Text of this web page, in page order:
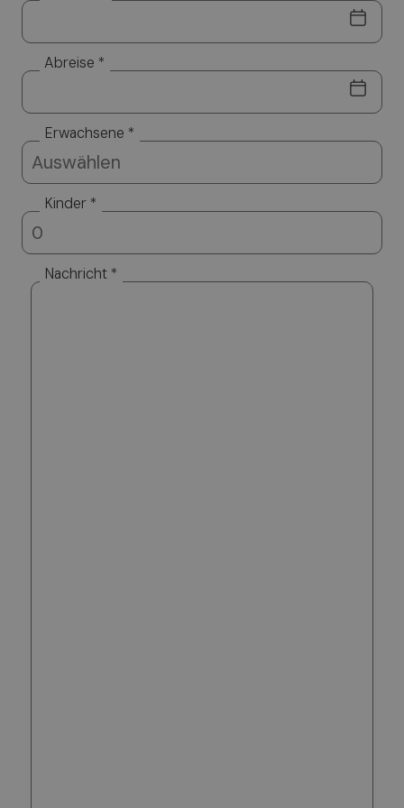
Abreise *
Erwachsene *
Kinder *
Nachricht *